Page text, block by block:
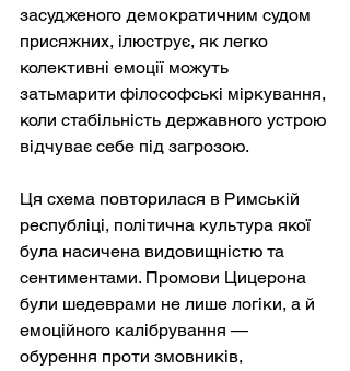
засудженого демократичним судом
присяжних, ілюструє, як легко
колективні емоції можуть
затьмарити філософські міркування,
коли стабільність державного устрою
відчуває себе під загрозою.
Ця схема повторилася в Римській
республіці, політична культура якої
була насичена видовищністю та
сентиментами. Промови Цицерона
були шедеврами не лише логіки, а й
емоційного калібрування —
обурення проти змовників,